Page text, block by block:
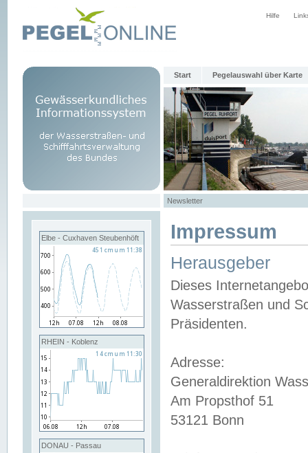
Hilfe
Start Pegelauswahl über Karte
Newsletter
Elbe - Cuxhaven Steubenhöft
RHEIN - Koblenz
DONAU - Passau
Impressum
Herausgeber
Dieses
Wasserstraßen und
Präsidenten.
Adresse:
Generaldirektion
Am Propsthof 51
53121 Bonn